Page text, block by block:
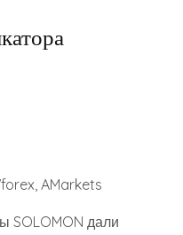
AMarkets
SOLOMON дали